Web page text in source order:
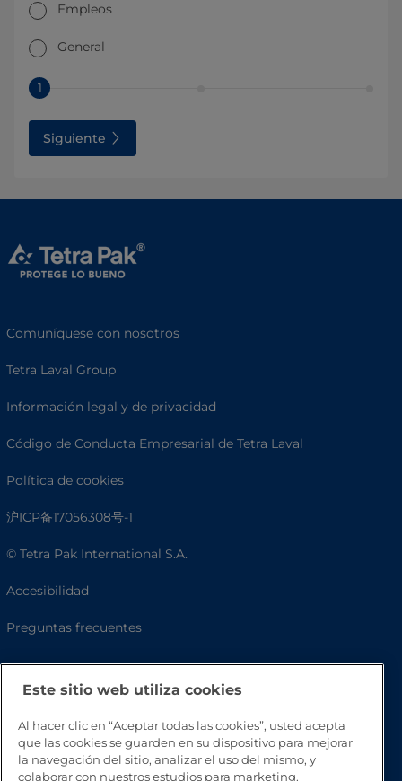
Empleos
General
1
Siguiente
Comuníquese con nosotros
Tetra Laval Group
Información legal y de privacidad
Código de Conducta Empresarial de Tetra Laval
Política de cookies
沪ICP备17056308号-1
© Tetra Pak International S.A.
Accesibilidad
Preguntas frecuentes
Este sitio web utiliza cookies
Al hacer clic en “Aceptar todas las cookies”, usted acepta
que las cookies se guarden en su dispositivo para mejorar
la navegación del sitio, analizar el uso del mismo, y
colaborar con nuestros estudios para marketing.